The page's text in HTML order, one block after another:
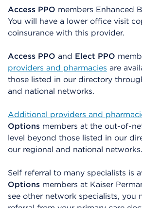
Access PPO members Enhanced
You will have a lower office visit
coinsurance with this provider.
Access PPO and Elect PPO
providers and pharmacies are
those listed in our directory
and national networks.
Additional providers and
Options members at the out-of-
level beyond those listed in our
our regional and national networks.
Self referral to many specialists is
Options members at Kaiser
see other network specialists, you